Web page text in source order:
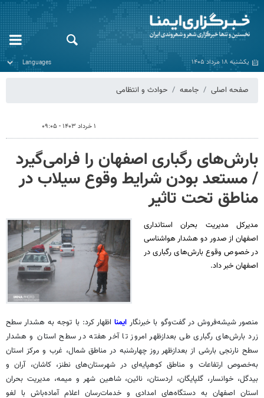
یکشنبه ۱۸ مرداد ۱۴۰۵
صفحه اصلی جامعه حوادث و انتظامی
۱ خرداد ۱۴۰۳ - ۰۹:۰۵
بارش‌های رگباری اصفهان را فرامی‌گیرد
/ مستعد بودن شرایط وقوع سیلاب در
مناطق تحت تاثیر
مدیرکل مدیریت بحران استانداری
اصفهان از صدور دو هشدار هواشناسی
در خصوص وقوع بارش‌های رگباری در
اصفهان خبر داد.
منصور شیشه‌فروش در گفت‌وگو با خبرنگار ایمنااظهار کرد: با توجه به هشدار سطح
زرد بارش‌های رگباری طی بعدازظهر امروز تا آخر هفته در سطح استان و هشدار
سطح نارنجی بارشی از بعدازظهر روز چهارشنبه در مناطق شمال، غرب و مرکز استان
به‌خصوص ارتفاعات و مناطق کوهپایه‌ای در شهرستان‌های نطنز، کاشان،آرانو
بیدگل، خوانسار، گلپایگان، اردستان، نائین، شاهین شهر و میمه، مدیریت بحران
استان اصفهان به دستگاه‌های امدادی و خدمات‌رسان اعلام آماده‌باش با لغو